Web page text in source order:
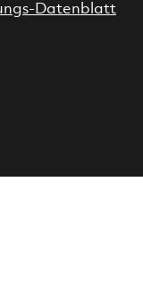
Datenblatt